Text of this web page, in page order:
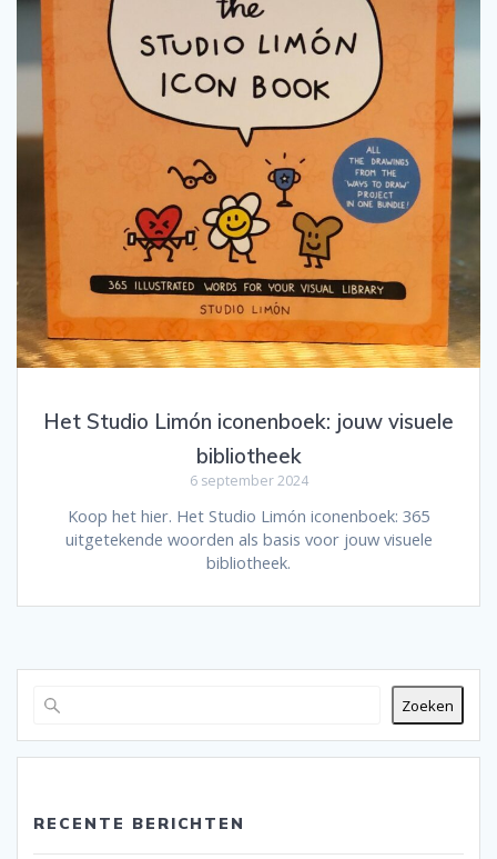
Het Studio Limón iconenboek: jouw visuele
bibliotheek
6 september 2024
Koop het hier. Het Studio Limón iconenboek: 365
uitgetekende woorden als basis voor jouw visuele
bibliotheek.
Zoeken
RECENTE BERICHTEN